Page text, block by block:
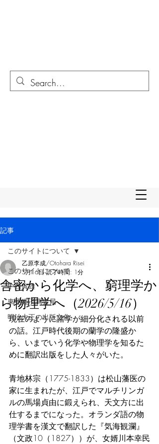
記事
このサイトについて
中西寅雄
東亜経済調査局
明治大正の出版文化
このサイトについて
舎密から化学へ、窮理学か
ら物理学へ（2026/5/16）
乙原李成/Otohara Risei
5月16日 読了時間: 1分
現在のように諸学が細分化される以前
の話。江戸時代後期の蘭学の隆盛か
ら、いまでいう化学や物理学を知るた
めに翻訳出版をした人々がいた。
青地林宗（1775-1833）は松山藩医の
家に生まれたが、江戸でマルチリンガ
ルの馬場貞由に鍛えられ、天文方に出
仕するまでになった。オランダ語の物
理学書を漢文で翻訳した『気海観瀾』
（文政10（1827））が、女婿川本幸民